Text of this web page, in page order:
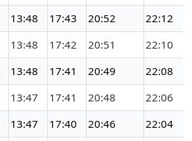
13:48 17:43 20:52
22:12
13:48 17:42 20:51
22:10
13:48 17:41 20:49
22:08
13:47 17:41 20:48
22:06
13:47 17:40 20:46
22:04